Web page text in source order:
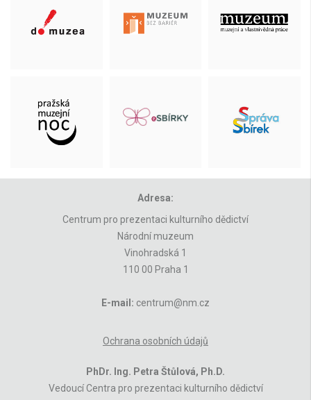
Adresa:
Centrum pro prezentaci kulturního dědictví
Národní muzeum
Vinohradská 1
110 00 Praha 1
E-mail: centrum@nm.cz
Ochrana osobních údajů
PhDr. Ing. Petra Štůlová, Ph.D.
Vedoucí Centra pro prezentaci kulturního dědictví